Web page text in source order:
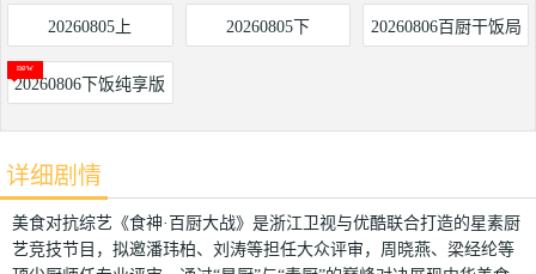
20260805上 20260805下 20260806百厨干饭局
20260806下饭纯享版
详细剧情
美食对抗综艺《食神·百厨大战》是浙江卫视与优酷联合打造的星素厨
艺竞技节目，拟邀潘玮柏、刘涛等担任大众评审，周晓燕、梁经纶等